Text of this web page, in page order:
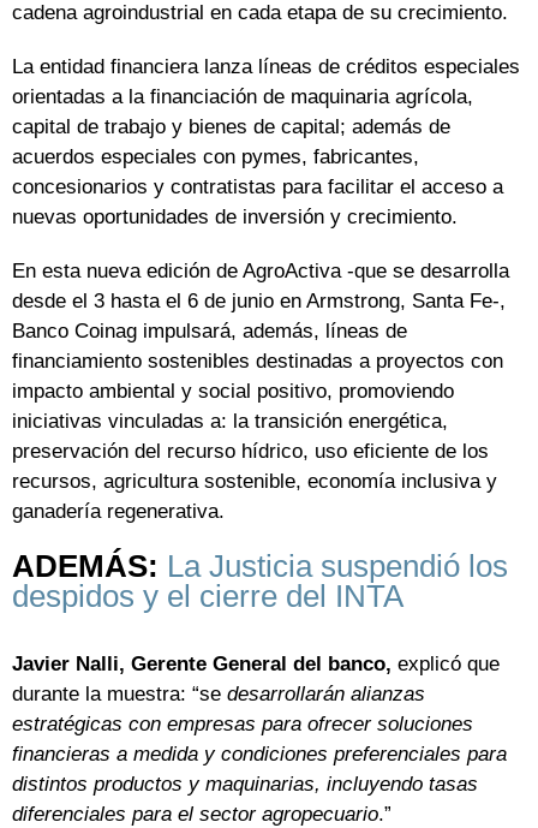
cadena agroindustrial en cada etapa de su crecimiento.
La entidad financiera lanza líneas de créditos especiales
orientadas a la financiación de maquinaria agrícola,
capital de trabajo y bienes de capital; además de
acuerdos especiales con pymes, fabricantes,
concesionarios y contratistas para facilitar el acceso a
nuevas oportunidades de inversión y crecimiento.
En esta nueva edición de AgroActiva -que se desarrolla
desde el 3 hasta el 6 de junio en Armstrong, Santa Fe-,
Banco Coinag impulsará, además, líneas de
financiamiento sostenibles destinadas a proyectos con
impacto ambiental y social positivo, promoviendo
iniciativas vinculadas a: la transición energética,
preservación del recurso hídrico, uso eficiente de los
recursos, agricultura sostenible, economía inclusiva y
ganadería regenerativa.
ADEMÁS: La Justicia suspendió los
despidos y el cierre del INTA
Javier Nalli, Gerente General del banco, explicó que
durante la muestra: “se desarrollarán alianzas
estratégicas con empresas para ofrecer soluciones
financieras a medida y condiciones preferenciales para
distintos productos y maquinarias, incluyendo tasas
diferenciales para el sector agropecuario.”